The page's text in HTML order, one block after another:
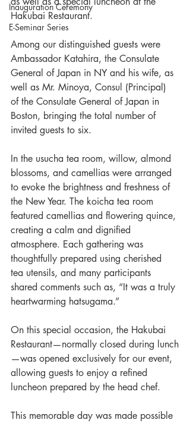
Inauguration Ceremony
E-Seminar Series
Hakubai Restaurant.
Among our distinguished guests were
Ambassador Katahira, the Consulate
General of Japan in NY and his wife, as
well as Mr. Minoya, Consul (Principal)
of the Consulate General of Japan in
Boston, bringing the total number of
invited guests to six.
In the usucha tea room, willow, almond
blossoms, and camellias were arranged
to evoke the brightness and freshness of
the New Year. The koicha tea room
featured camellias and flowering quince,
creating a calm and dignified
atmosphere. Each gathering was
thoughtfully prepared using cherished
tea utensils, and many participants
shared comments such as, “It was a truly
heartwarming hatsugama.”
On this special occasion, the Hakubai
Restaurant—normally closed during lunch
—was opened exclusively for our event,
allowing guests to enjoy a refined
luncheon prepared by the head chef.
This memorable day was made possible